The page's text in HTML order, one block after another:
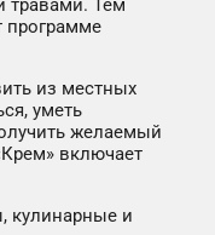
травами. Тем
программе
из местных
уметь
желаемый
включает
кулинарные и